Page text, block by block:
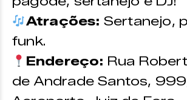
Atrações: Sertanejo,
funk.
Endereço: Rua
de Andrade Santos,